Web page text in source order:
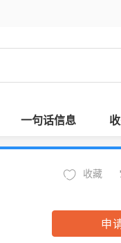
一句话信息
收藏
申